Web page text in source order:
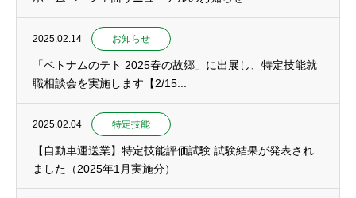
2025.02.14 お知らせ
「ベトナムのテト 2025春の故郷」に出展し、特定技能就
職相談会を実施します【2/15...
2025.02.04 特定技能
【自動車運送業】特定技能評価試験 試験結果が発表され
ました（2025年1月実施分）